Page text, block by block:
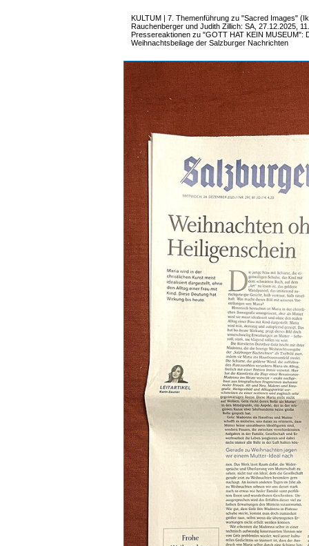
KULTUM | 7. Themenführung zu "Sacred Images"
Rauchenberger und Judith Zillich: SA, 27.12.2025,
Pressereaktionen zu "GOTT HAT KEIN MUSEUM":
Weihnachtsbeilage der Salzburger Nachrichten